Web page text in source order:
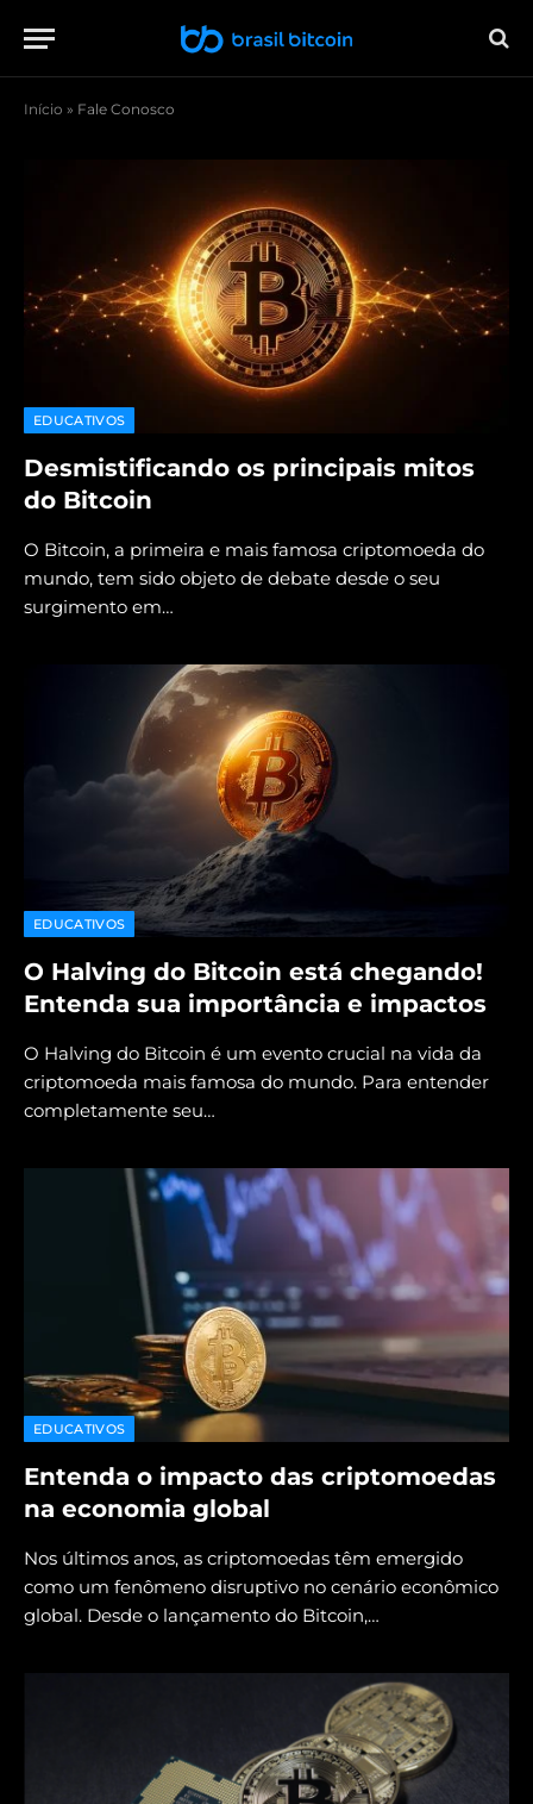
Início » Fale Conosco
EDUCATIVOS
Desmistificando os principais mitos
do Bitcoin
O Bitcoin, a primeira e mais famosa criptomoeda do
mundo, tem sido objeto de debate desde o seu
surgimento em…
EDUCATIVOS
O Halving do Bitcoin está chegando!
Entenda sua importância e impactos
O Halving do Bitcoin é um evento crucial na vida da
criptomoeda mais famosa do mundo. Para entender
completamente seu…
EDUCATIVOS
Entenda o impacto das criptomoedas
na economia global
Nos últimos anos, as criptomoedas têm emergido
como um fenômeno disruptivo no cenário econômico
global. Desde o lançamento do Bitcoin,…